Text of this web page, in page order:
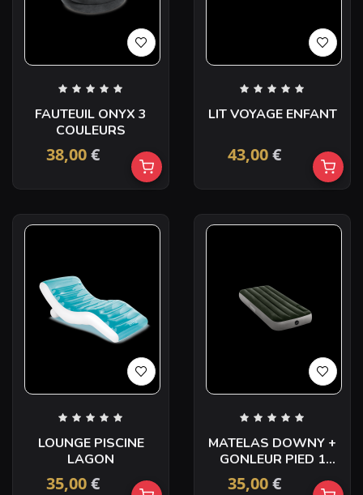
FAUTEUIL ONYX 3
COULEURS
38,00€
LIT VOYAGE ENFANT
43,00€
LOUNGE PISCINE
LAGON
35,00€
MATELAS DOWNY +
GONLEUR PIED 1
PERS
35,00€